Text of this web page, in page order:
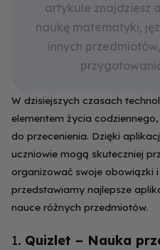
artykule znajdziesz
naukę matematyki,
innych
W dzisiejszych czasach
elementem życia
do przecenienia. Dzięki
uczniowie mogą skuteczniej
organizować swoje obowiązki
przedstawiamy najlepsze
nauce różnych przedmiotów.
1. Quizlet – Nauka